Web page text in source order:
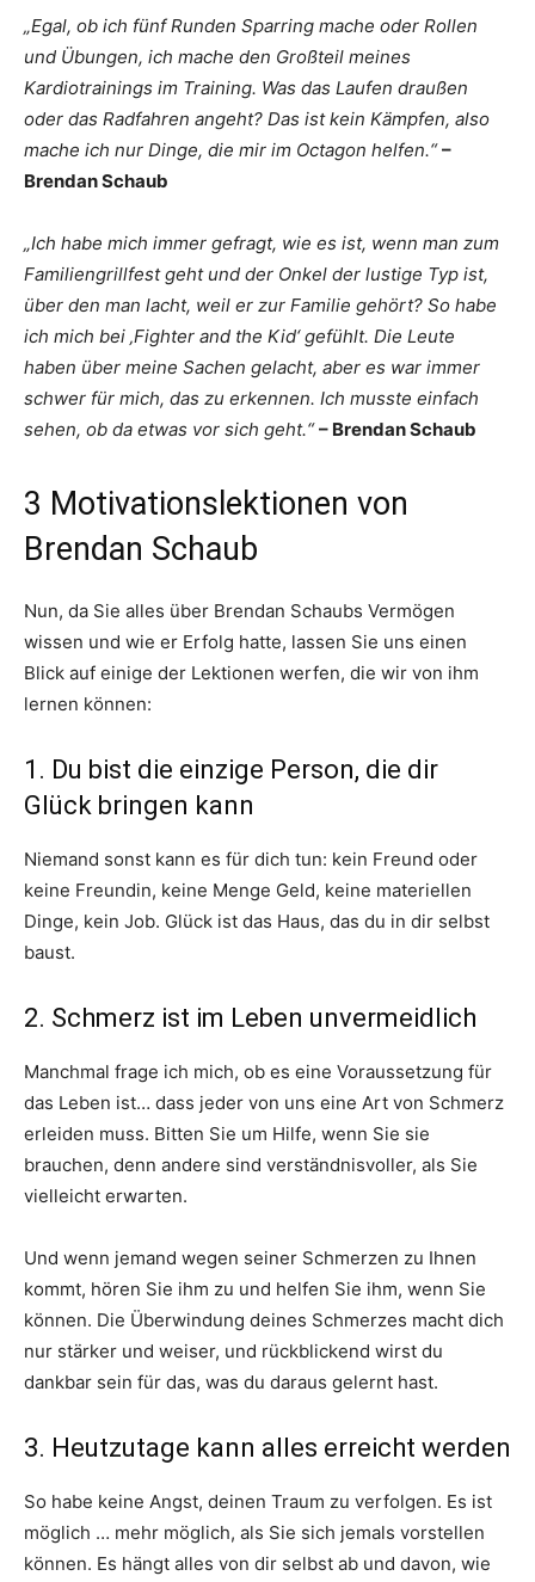
„Egal, ob ich fünf Runden Sparring mache oder Rollen
und Übungen, ich mache den Großteil meines
Kardiotrainings im Training. Was das Laufen draußen
oder das Radfahren angeht? Das ist kein Kämpfen, also
mache ich nur Dinge, die mir im Octagon helfen.“ –
Brendan Schaub
„Ich habe mich immer gefragt, wie es ist, wenn man zum
Familiengrillfest geht und der Onkel der lustige Typ ist,
über den man lacht, weil er zur Familie gehört? So habe
ich mich bei ‚Fighter and the Kid‘ gefühlt. Die Leute
haben über meine Sachen gelacht, aber es war immer
schwer für mich, das zu erkennen. Ich musste einfach
sehen, ob da etwas vor sich geht.“ – Brendan Schaub
3 Motivationslektionen von
Brendan Schaub
Nun, da Sie alles über Brendan Schaubs Vermögen
wissen und wie er Erfolg hatte, lassen Sie uns einen
Blick auf einige der Lektionen werfen, die wir von ihm
lernen können:
1. Du bist die einzige Person, die dir
Glück bringen kann
Niemand sonst kann es für dich tun: kein Freund oder
keine Freundin, keine Menge Geld, keine materiellen
Dinge, kein Job. Glück ist das Haus, das du in dir selbst
baust.
2. Schmerz ist im Leben unvermeidlich
Manchmal frage ich mich, ob es eine Voraussetzung für
das Leben ist… dass jeder von uns eine Art von Schmerz
erleiden muss. Bitten Sie um Hilfe, wenn Sie sie
brauchen, denn andere sind verständnisvoller, als Sie
vielleicht erwarten.
Und wenn jemand wegen seiner Schmerzen zu Ihnen
kommt, hören Sie ihm zu und helfen Sie ihm, wenn Sie
können. Die Überwindung deines Schmerzes macht dich
nur stärker und weiser, und rückblickend wirst du
dankbar sein für das, was du daraus gelernt hast.
3. Heutzutage kann alles erreicht werden
So habe keine Angst, deinen Traum zu verfolgen. Es ist
möglich … mehr möglich, als Sie sich jemals vorstellen
können. Es hängt alles von dir selbst ab und davon, wie